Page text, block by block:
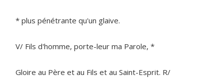
* plus pénétrante qu'un glaive.
V/ Fils d'homme, porte-leur ma Parole, *
Gloire au Père et au Fils et au Saint-Esprit. R/